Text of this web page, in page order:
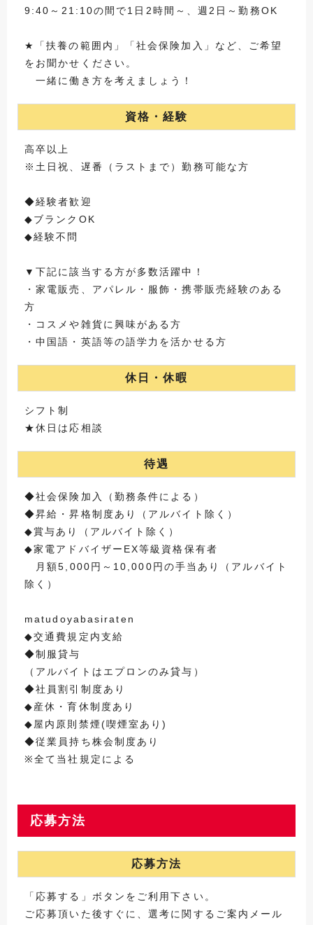
9:40～21:10の間で1日2時間～、週2日～勤務OK
★「扶養の範囲内」「社会保険加入」など、ご希望
をお聞かせください。
一緒に働き方を考えましょう！
資格・経験
高卒以上
※土日祝、遅番（ラストまで）勤務可能な方
◆経験者歓迎
◆ブランクOK
◆経験不問
▼下記に該当する方が多数活躍中！
・家電販売、アパレル・服飾・携帯販売経験のある
方
・コスメや雑貨に興味がある方
・中国語・英語等の語学力を活かせる方
休日・休暇
シフト制
★休日は応相談
待遇
◆社会保険加入（勤務条件による）
◆昇給・昇格制度あり（アルバイト除く）
◆賞与あり（アルバイト除く）
◆家電アドバイザーEX等級資格保有者
月額5,000円～10,000円の手当あり（アルバイト
除く）
matudoyabasiraten
◆交通費規定内支給
◆制服貸与
（アルバイトはエプロンのみ貸与）
◆社員割引制度あり
◆産休・育休制度あり
◆屋内原則禁煙(喫煙室あり)
◆従業員持ち株会制度あり
※全て当社規定による
応募方法
応募方法
「応募する」ボタンをご利用下さい。
ご応募頂いた後すぐに、選考に関するご案内メール